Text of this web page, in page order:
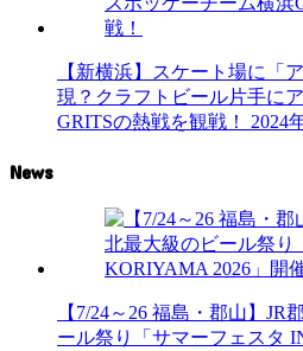
【新横浜】スケート場に「
現？クラフトビール片手に
GRITSの熱戦を観戦！
2024
News
【7/24～26 福島・郡山】
ール祭り「サマーフェスタ